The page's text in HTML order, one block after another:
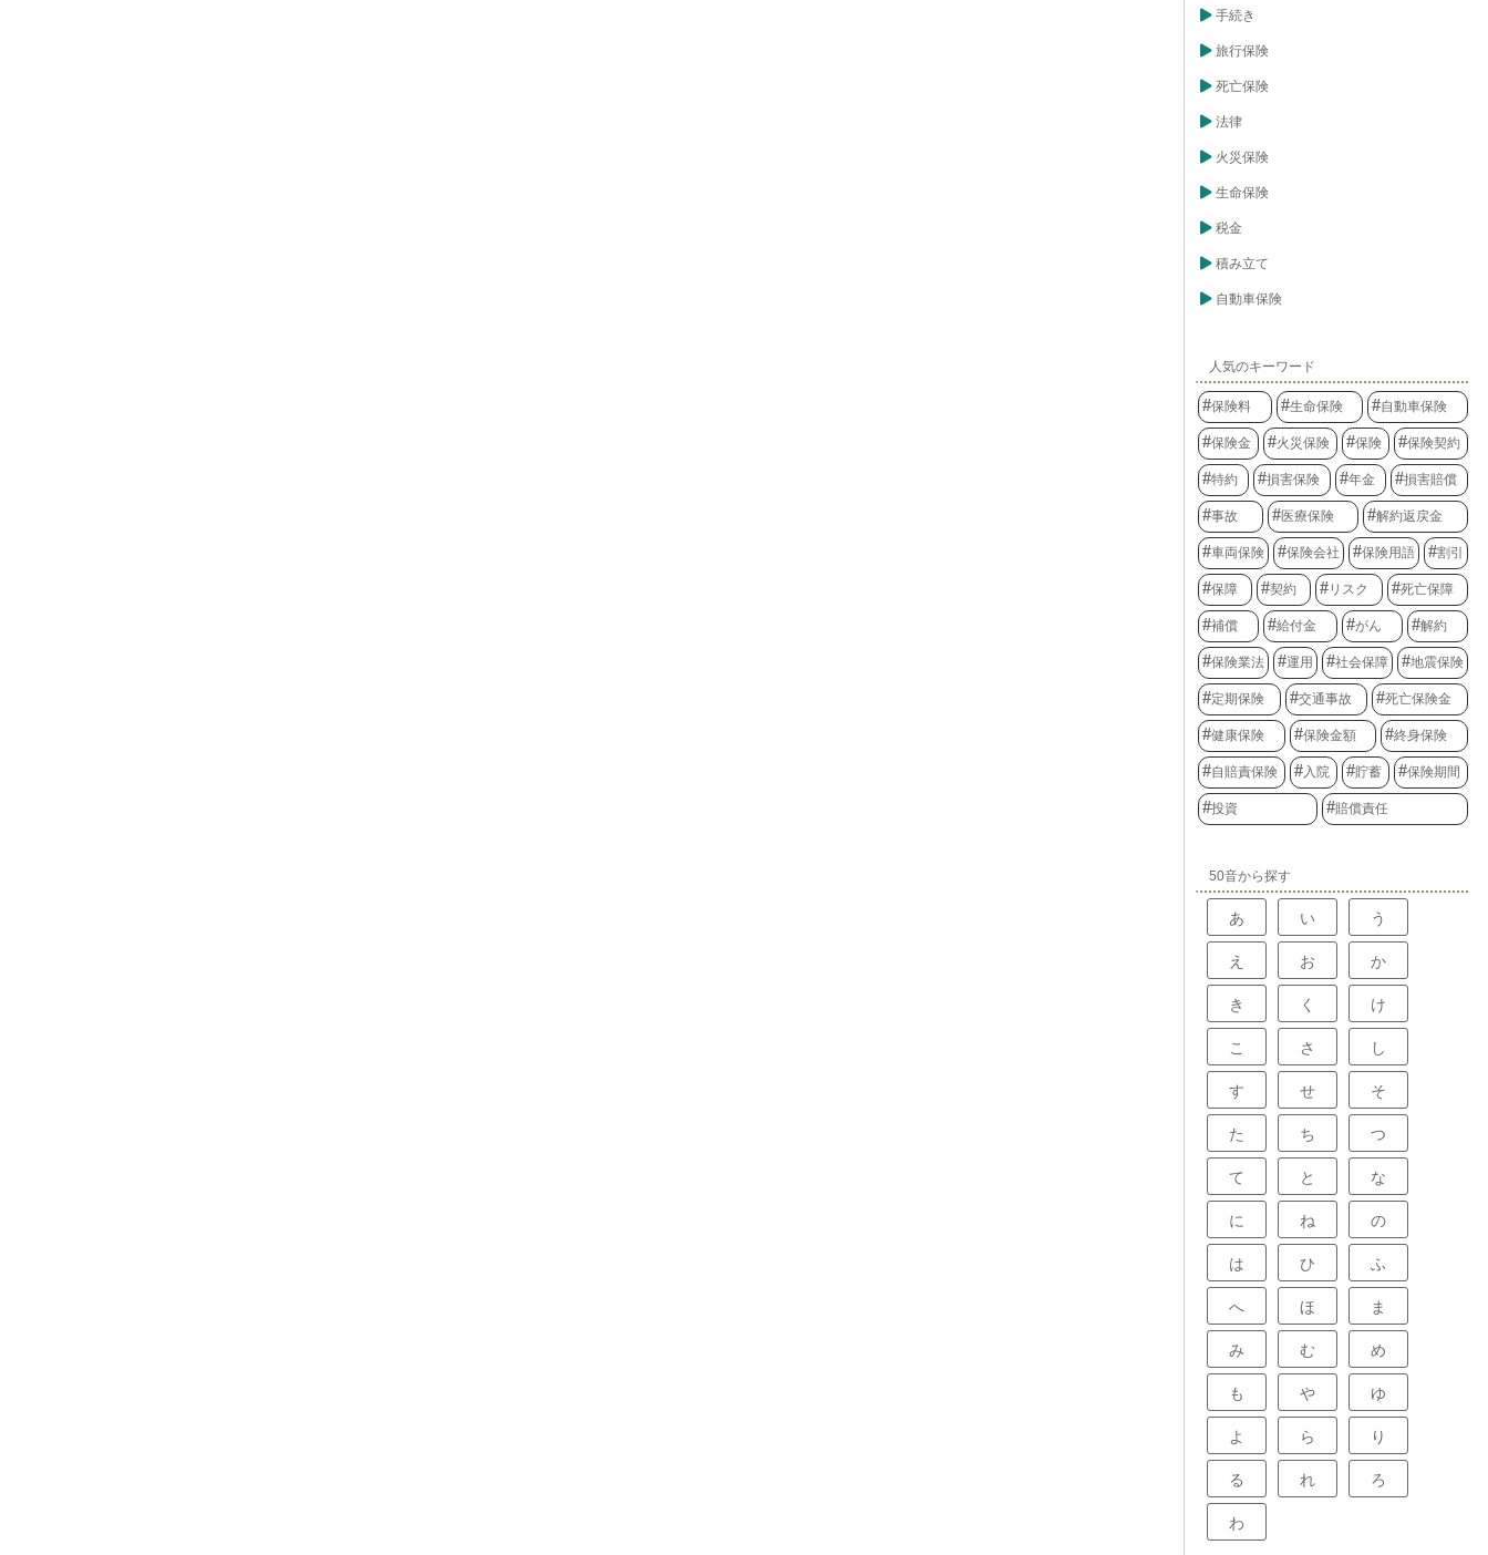
手続き
旅行保険
死亡保険
法律
火災保険
生命保険
税金
積み立て
自動車保険
人気のキーワード
保険料 生命保険 自動車保険
保険金 火災保険 保険 保険契約
特約 損害保険 年金 損害賠償
事故 医療保険 解約返戻金
車両保険 保険会社 保険用語 割引
保障 契約 リスク 死亡保障
補償 給付金 がん 解約
保険業法 運用 社会保障 地震保険
定期保険 交通事故 死亡保険金
健康保険 保険金額 終身保険
自賠責保険 入院 貯蓄 保険期間
投資 賠償責任
50音から探す
あ い う
え お か
き く け
こ さ し
す せ そ
た ち つ
て と な
に ね の
は ひ ふ
へ ほ ま
み む め
も や ゆ
よ ら り
る れ ろ
わ